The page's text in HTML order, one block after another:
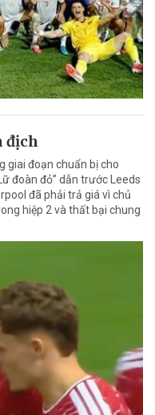
địch
giai đoạn chuẩn bị cho
đoàn đỏ” dẫn trước Leeds
đã phải trả giá vì chủ
hiệp 2 và thất bại chung